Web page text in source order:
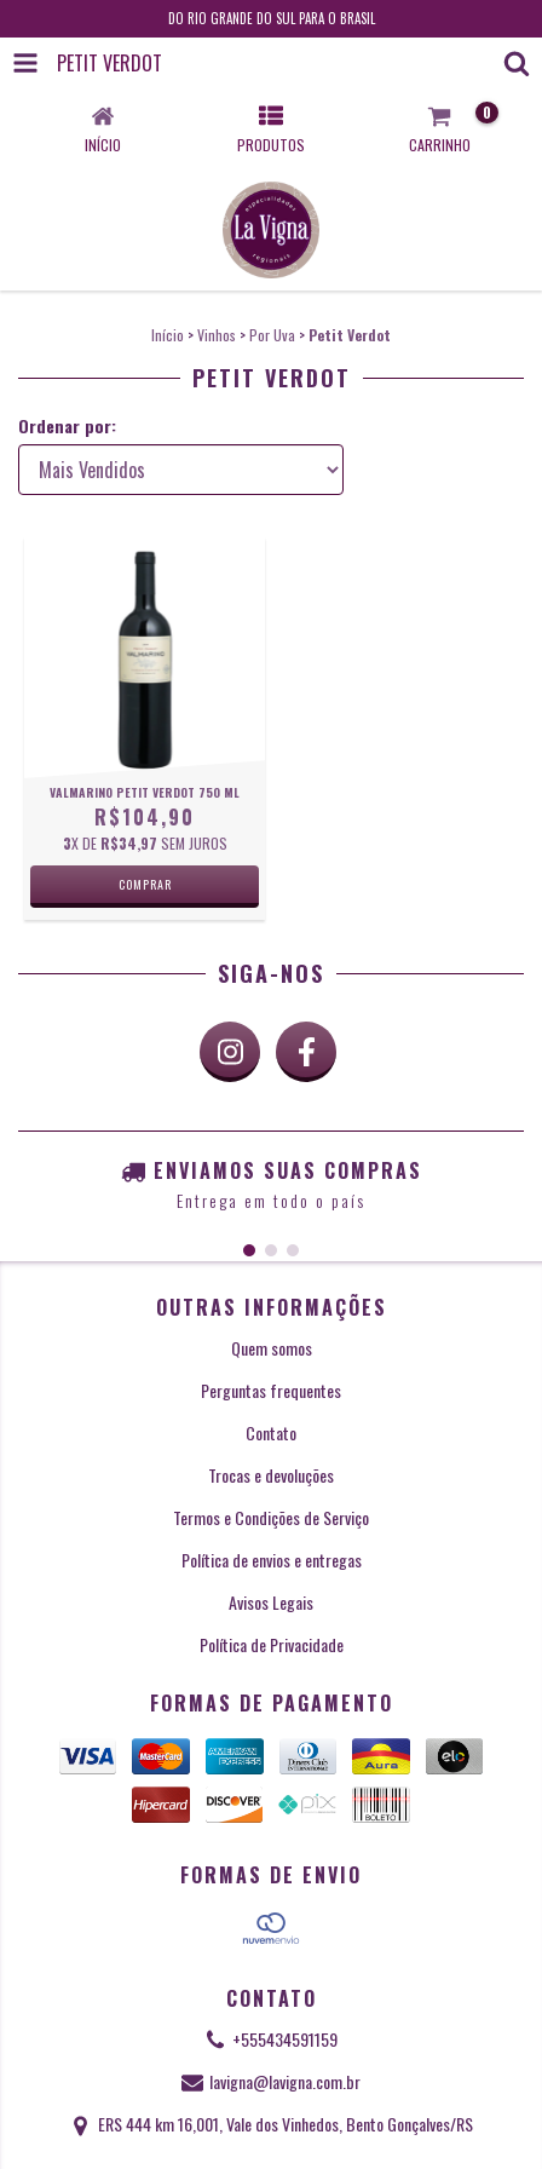
DO RIO GRANDE DO SUL PARA O BRASIL
PETIT VERDOT
INÍCIO PRODUTOS CARRINHO
0
Início >Vinhos >Por Uva > Petit Verdot
PETIT VERDOT
Ordenar por:
VALMARINO PETIT VERDOT 750 ML
R$104,90
3X DE R$34,97 SEM JUROS
SIGA-NOS
ENVIAMOS SUAS COMPRAS
Entrega em todo o país
OUTRAS INFORMAÇÕES
Quem somos
Perguntas frequentes
Contato
Trocas e devoluções
Termos e Condições de Serviço
Política de envios e entregas
Avisos Legais
Política de Privacidade
FORMAS DE PAGAMENTO
FORMAS DE ENVIO
CONTATO
+555434591159
lavigna@lavigna.com.br
ERS 444 km 16,001, Vale dos Vinhedos, Bento Gonçalves/RS